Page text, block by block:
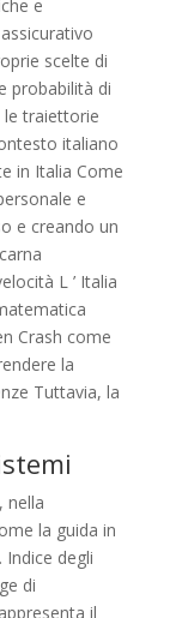
e
scelte di
probabilità di
le traiettorie
italiano
in Italia Come
e
e creando un
L ’ Italia
Crash come
la
Tuttavia, la
nella
la guida in
degli
di
il